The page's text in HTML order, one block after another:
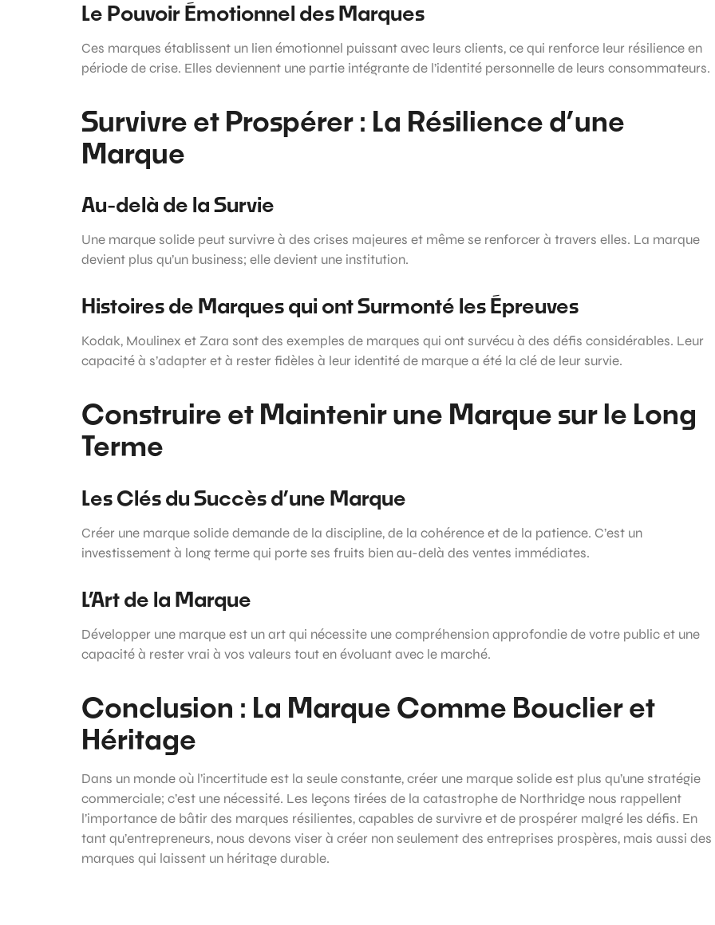
Le Pouvoir Émotionnel des Marques
Ces marques établissent un lien émotionnel puissant avec leurs clients, ce qui renforce leur résilience en
période de crise. Elles deviennent une partie intégrante de l’identité personnelle de leurs consommateurs.
Survivre et Prospérer : La Résilience d’une
Marque
Au-delà de la Survie
Une marque solide peut survivre à des crises majeures et même se renforcer à travers elles. La marque
devient plus qu’un business; elle devient une institution.
Histoires de Marques qui ont Surmonté les Épreuves
Kodak, Moulinex et Zara sont des exemples de marques qui ont survécu à des défis considérables. Leur
capacité à s’adapter et à rester fidèles à leur identité de marque a été la clé de leur survie.
Construire et Maintenir une Marque sur le Long
Terme
Les Clés du Succès d’une Marque
Créer une marque solide demande de la discipline, de la cohérence et de la patience. C’est un
investissement à long terme qui porte ses fruits bien au-delà des ventes immédiates.
L’Art de la Marque
Développer une marque est un art qui nécessite une compréhension approfondie de votre public et une
capacité à rester vrai à vos valeurs tout en évoluant avec le marché.
Conclusion : La Marque Comme Bouclier et
Héritage
Dans un monde où l’incertitude est la seule constante, créer une marque solide est plus qu’une stratégie
commerciale; c’est une nécessité. Les leçons tirées de la catastrophe de Northridge nous rappellent
l’importance de bâtir des marques résilientes, capables de survivre et de prospérer malgré les défis. En
tant qu’entrepreneurs, nous devons viser à créer non seulement des entreprises prospères, mais aussi des
marques qui laissent un héritage durable.